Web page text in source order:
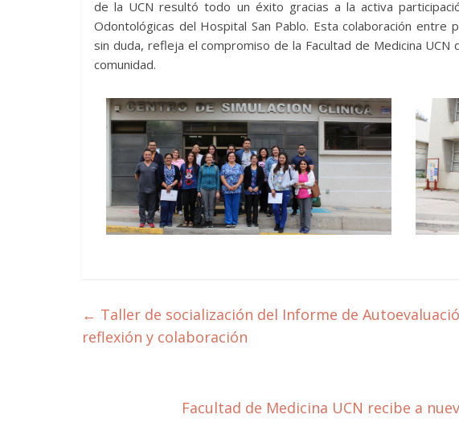
de la UCN resultó todo un éxito gracias a la activa
Odontológicas del Hospital San Pablo. Esta colaboración
sin duda, refleja el compromiso de la Facultad de Medicina
comunidad.
← Taller de socialización del Informe de
reflexión y colaboración
Facultad de Medicina UCN recibe a